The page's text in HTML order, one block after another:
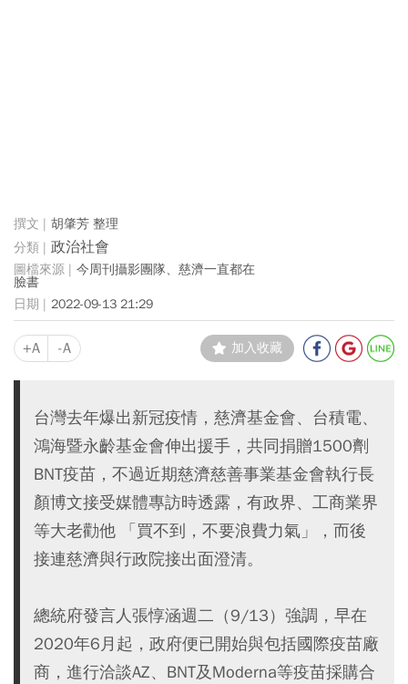
胡肇芳 整理
政治社會
今周刊攝影團隊、慈濟一直都在
臉書
2022-09-13 21:29
+A -A 加入收藏
台灣去年爆出新冠疫情，慈濟基金會、台積電、
鴻海暨永齡基金會伸出援手，共同捐贈1500劑
BNT疫苗，不過近期慈濟慈善事業基金會執行長
顏博文接受媒體專訪時透露，有政界、工商業界
等大老勸他 「買不到，不要浪費力氣」，而後
接連慈濟與行政院接出面澄清。
總統府發言人張惇涵週二（9/13）強調，早在
2020年6月起，政府便已開始與包括國際疫苗廠
商，進行洽談AZ、BNT及Moderna等疫苗採購合